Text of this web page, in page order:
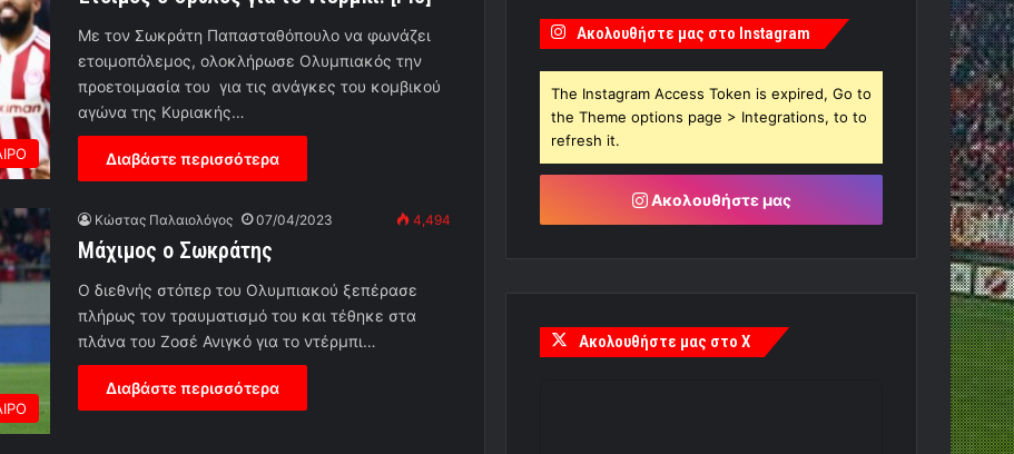
Με τον Σωκράτη Παπασταθόπουλο να φωνάζει
ετοιμοπόλεμος, ολοκλήρωσε Ολυμπιακός την
προετοιμασία του για τις ανάγκες του κομβικού
αγώνα της Κυριακής…
Διαβάστε περισσότερα
Κώστας Παλαιολόγος 07/04/2023 4,494
Μάχιμος ο Σωκράτης
Ο διεθνής στόπερ του Ολυμπιακού ξεπέρασε
πλήρως τον τραυματισμό του και τέθηκε στα
πλάνα του Ζοσέ Ανιγκό για το ντέρμπι…
Διαβάστε περισσότερα
Ακολουθήστε μας στο Instagram
The Instagram Access Token is expired, Go to
the Theme options page > Integrations, to to
refresh it.
Ακολουθήστε μας
Ακολουθήστε μας στο X